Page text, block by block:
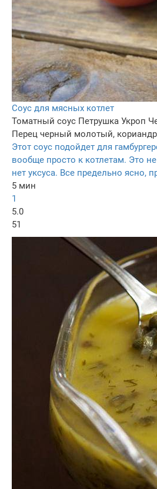
Соус для мясных котлет
Томатный соус Петрушка Укроп
Перец черный молотый, кориандр
Этот соус подойдет для
вообще просто к котлетам. Это
нет уксуса. Все предельно ясно,
5 мин
1
5.0
51